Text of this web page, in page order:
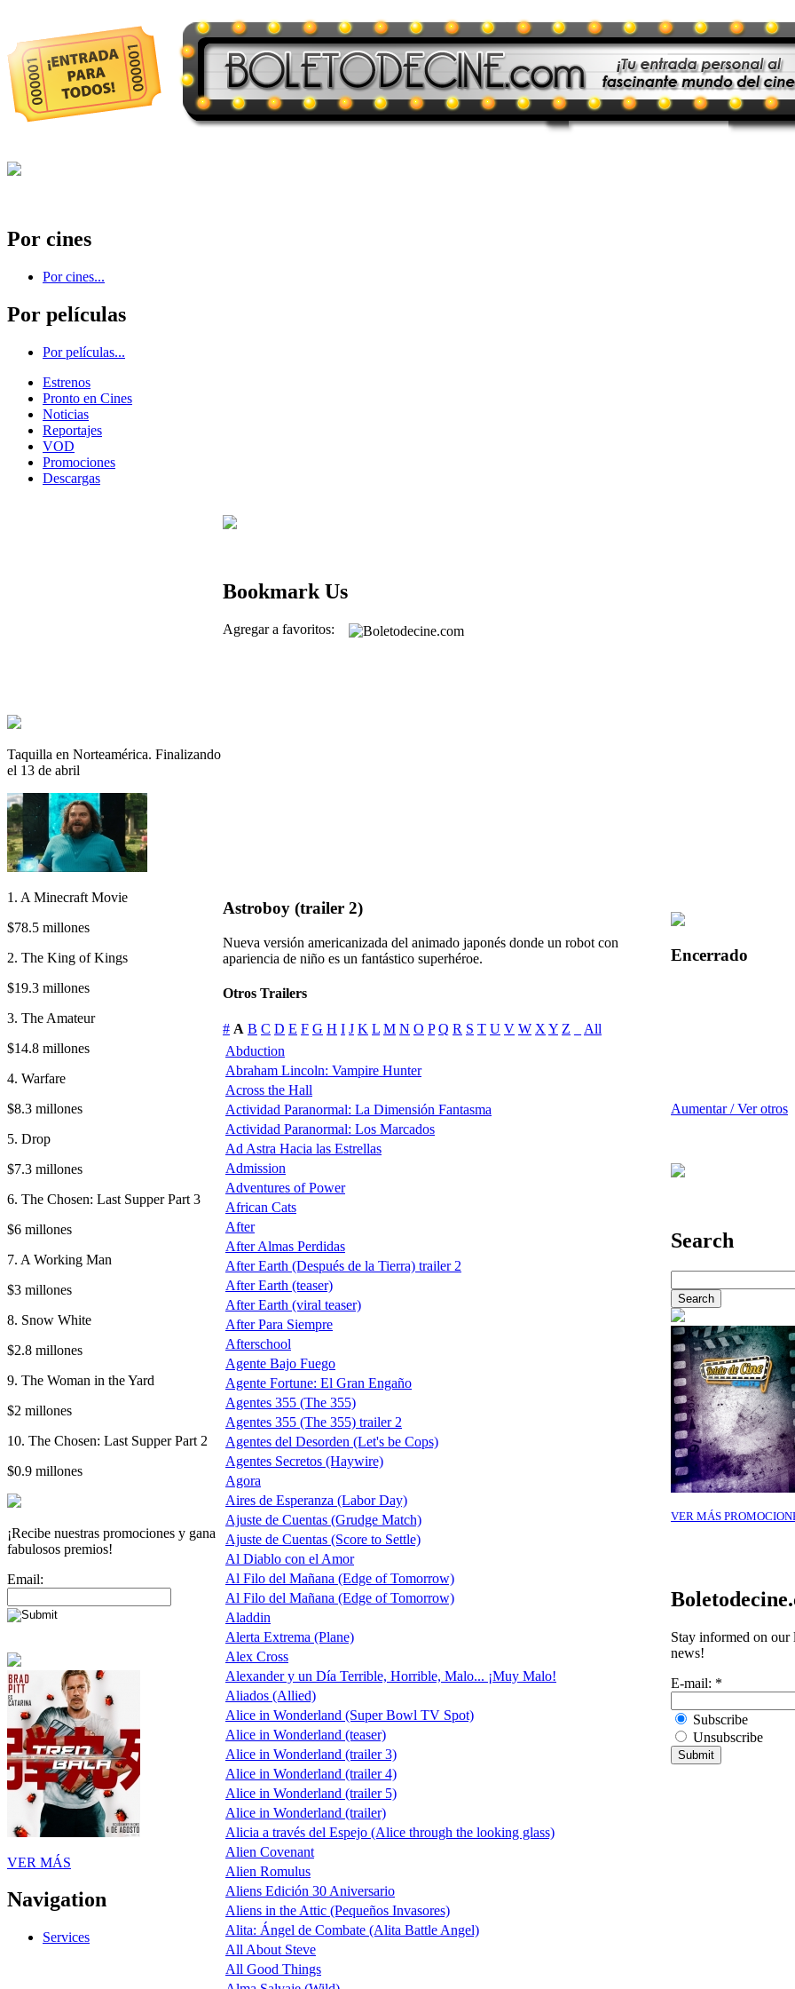
Por cines
Por cines...
Por películas
Por películas...
Estrenos
Pronto en Cines
Noticias
Reportajes
VOD
Promociones
Descargas
Taquilla en Norteamérica. Finalizando
el 13 de abril
1. A Minecraft Movie
$78.5 millones
2. The King of Kings
$19.3 millones
3. The Amateur
$14.8 millones
4. Warfare
$8.3 millones
5. Drop
$7.3 millones
6. The Chosen: Last Supper Part 3
$6 millones
7. A Working Man
$3 millones
8. Snow White
$2.8 millones
9. The Woman in the Yard
$2 millones
10. The Chosen: Last Supper Part 2
$0.9 millones
¡Recibe nuestras promociones y gana
fabulosos premios!
Email:
VER MÁS
Navigation
Services
Bookmark Us
Agregar a favoritos:
Astroboy (trailer 2)
Nueva versión americanizada del animado japonés donde un robot con
apariencia de niño es un fantástico superhéroe.
Otros Trailers
# A B C D E F G H I J K L M N O P Q R S T U V W X Y Z
All
Abduction
Abraham Lincoln: Vampire Hunter
Across the Hall
Actividad Paranormal: La Dimensión Fantasma
Actividad Paranormal: Los Marcados
Ad Astra Hacia las Estrellas
Admission
Adventures of Power
African Cats
After
After Almas Perdidas
After Earth (Después de la Tierra) trailer 2
After Earth (teaser)
After Earth (viral teaser)
After Para Siempre
Afterschool
Agente Bajo Fuego
Agente Fortune: El Gran Engaño
Agentes 355 (The 355)
Agentes 355 (The 355) trailer 2
Agentes del Desorden (Let's be Cops)
Agentes Secretos (Haywire)
Agora
Aires de Esperanza (Labor Day)
Ajuste de Cuentas (Grudge Match)
Ajuste de Cuentas (Score to Settle)
Al Diablo con el Amor
Al Filo del Mañana (Edge of Tomorrow)
Al Filo del Mañana (Edge of Tomorrow)
Aladdin
Alerta Extrema (Plane)
Alex Cross
Alexander y un Día Terrible, Horrible, Malo... ¡Muy Malo!
Aliados (Allied)
Alice in Wonderland (Super Bowl TV Spot)
Alice in Wonderland (teaser)
Alice in Wonderland (trailer 3)
Alice in Wonderland (trailer 4)
Alice in Wonderland (trailer 5)
Alice in Wonderland (trailer)
Alicia a través del Espejo (Alice through the looking glass)
Alien Covenant
Alien Romulus
Aliens Edición 30 Aniversario
Aliens in the Attic (Pequeños Invasores)
Alita: Ángel de Combate (Alita Battle Angel)
All About Steve
All Good Things
Encerrado
Aumentar / Ver otros
Search
VER MÁS
Stay informed on our
news!
E-mail: *
Subscribe
Unsubscribe